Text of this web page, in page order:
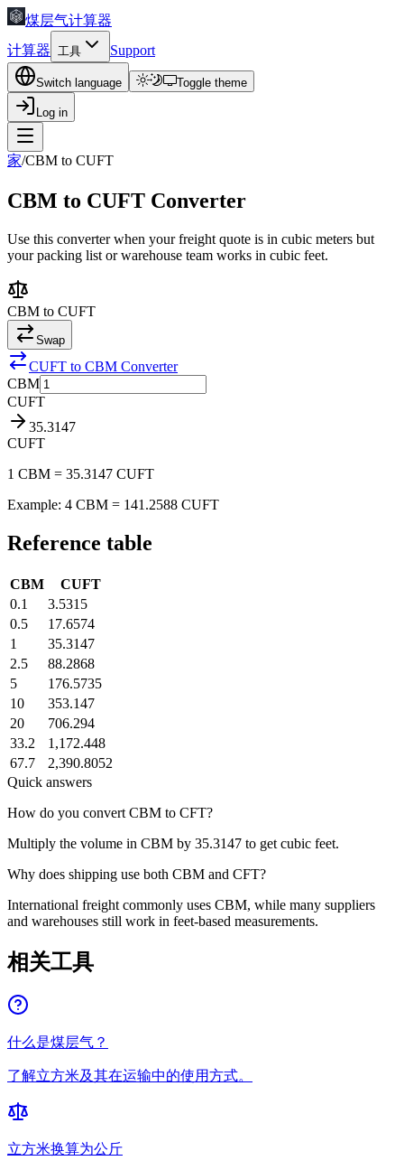
煤层气计算器
计算器 工具 Support
Switch language Toggle theme
Log in
家/CBM to CUFT
CBM to CUFT Converter
Use this converter when your freight quote is in cubic meters but
your packing list or warehouse team works in cubic feet.
CBM to CUFT
Swap
CUFT to CBM Converter
CBM
CUFT
35.3147
CUFT
1 CBM = 35.3147 CUFT
Example: 4 CBM = 141.2588 CUFT
Reference table
CBM
CUFT
0.1
3.5315
0.5
17.6574
1
35.3147
2.5
88.2868
5
176.5735
10
353.147
20
706.294
33.2
1,172.448
67.7
2,390.8052
Quick answers
How do you convert CBM to CFT?
Multiply the volume in CBM by 35.3147 to get cubic feet.
Why does shipping use both CBM and CFT?
International freight commonly uses CBM, while many suppliers
and warehouses still work in feet-based measurements.
相关工具
什么是煤层气？
了解立方米及其在运输中的使用方式。
立方米换算为公斤